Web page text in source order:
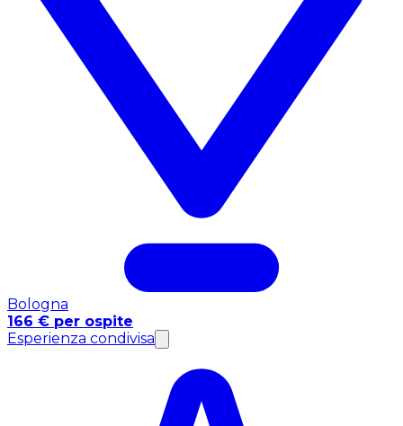
Bologna
166 € per ospite
Esperienza condivisa